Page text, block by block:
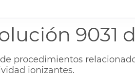
9031
procedimientos
ionizantes.